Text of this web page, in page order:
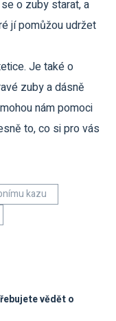
o zuby starat, a
jí pomůžou udržet
Je také o
zuby a dásně
nám pomoci
to, co si pro vás
kazu
vědět o